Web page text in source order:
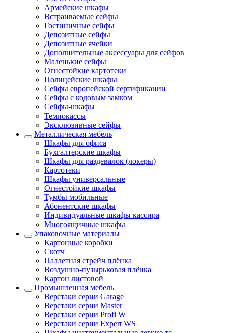
Армейские шкафы
Встраиваемые сейфы
Гостиничные сейфы
Депозитные сейфы
Депозитные ячейки
Дополнительные аксессуары для сейфов
Маленькие сейфы
Огнестойкие картотеки
Полицейские шкафы
Сейфы европейской сертификации
Сейфы с кодовым замком
Сейфы-шкафы
Темпокассы
Эксклюзивные сейфы
Металлическая мебель
Шкафы для офиса
Бухгалтерские шкафы
Шкафы для раздевалок (локеры)
Картотеки
Шкафы универсальные
Огнестойкие шкафы
Тумбы мобильные
Абонентские шкафы
Индивидуальные шкафы кассира
Многоящичные шкафы
Упаковочные материалы
Картонные коробки
Скотч
Паллетная стрейч плёнка
Воздушно-пузырьковая плёнка
Картон листовой
Промышленная мебель
Верстаки серии Garage
Верстаки серии Master
Верстаки серии Profi W
Верстаки серии Expert WS